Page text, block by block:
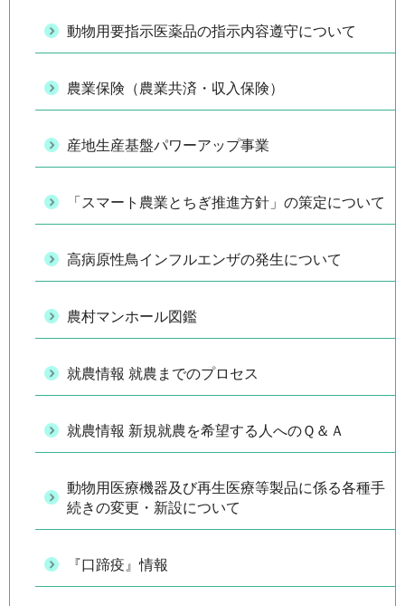
動物用要指示医薬品の指示内容遵守について
農業保険（農業共済・収入保険）
産地生産基盤パワーアップ事業
「スマート農業とちぎ推進方針」の策定について
高病原性鳥インフルエンザの発生について
農村マンホール図鑑
就農情報 就農までのプロセス
就農情報 新規就農を希望する人へのＱ＆Ａ
動物用医療機器及び再生医療等製品に係る各種手
続きの変更・新設について
『口蹄疫』情報